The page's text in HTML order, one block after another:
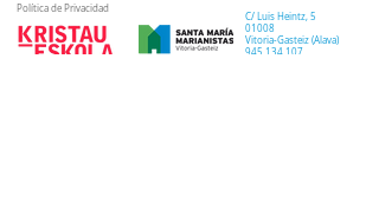
Política de Privacidad
C/ Luis Heintz, 5
01008
Vitoria-Gasteiz (Alava)
945 134 107